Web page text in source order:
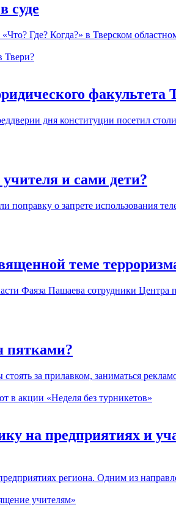
суде
Где? Когда?» в Тверском
факультета
дня конституции посетил
и сами дети?
о запрете использования
теме
Фаяза Пашаева сотрудники
пятками?
за прилавком, заниматься
на предприятиях и
региона. Одним из